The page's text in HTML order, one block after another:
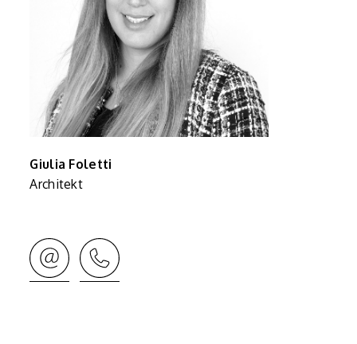
Giulia Foletti
Architekt